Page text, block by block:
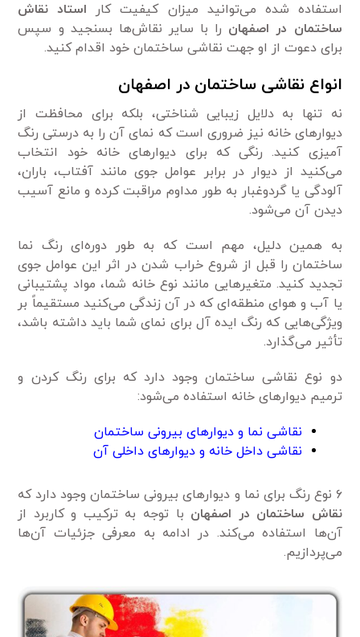
استفاده شده می‌توانید میزان کیفیت کار استاد نقاش
ساختمان در اصفهان را با سایر نقاش‌ها بسنجید و سپس
برای دعوت از او جهت نقاشی ساختمان خود اقدام کنید.
انواع نقاشی ساختمان در اصفهان
نه تنها به دلایل زیبایی شناختی، بلکه برای محافظت از
دیوارهای خانه نیز ضروری است که نمای آن را به درستی رنگ
آمیزی کنید. رنگی که برای دیوارهای خانه خود انتخاب
می‌کنید از دیوار در برابر عوامل جوی مانند آفتاب، باران،
آلودگی یا گردوغبار به طور مداوم مراقبت کرده و مانع آسیب
دیدن آن می‌شود.
به همین دلیل، مهم است که به طور دوره‌ای رنگ نما
ساختمان را قبل از شروع خراب شدن در اثر این عوامل جوی
تجدید کنید. متغیرهایی مانند نوع خانه شما، مواد پشتیبانی
یا آب و هوای منطقه‌ای که در آن زندگی می‌کنید مستقیماً بر
ویژگی‌هایی که رنگ ایده آل برای نمای شما باید داشته باشد،
تأثیر می‌گذارد.
دو نوع نقاشی ساختمان وجود دارد که برای رنگ کردن و
ترمیم دیوارهای خانه استفاده می‌شود:
نقاشی نما و دیوارهای بیرونی ساختمان
نقاشی داخل خانه و دیوارهای داخلی آن
۶ نوع رنگ برای نما و دیوارهای بیرونی ساختمان وجود دارد که
نقاش ساختمان در اصفهان با توجه به ترکیب و کاربرد از
آن‌ها استفاده می‌کند. در ادامه به معرفی جزئیات آن‌ها
می‌پردازیم.